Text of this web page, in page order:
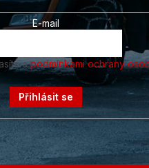
E-mail
spodmínkami ochrany
Přihlásit se